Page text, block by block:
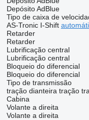
Depósito AdBlue
Tipo de caixa de
AS-Tronic I-Shift
Retarder
Retarder
Lubrificação central
Lubrificação central
Bloqueio do diferencial
Bloqueio do diferencial
Tipo de transmissão
tração dianteira tração
Cabina
Volante a direita
Volante a direita